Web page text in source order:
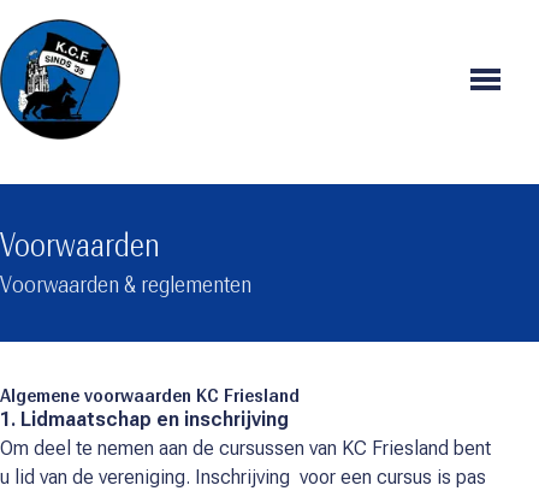
Menu
Voorwaarden
Voorwaarden & reglementen
Algemene voorwaarden KC Friesland
1. Lidmaatschap en inschrijving
Om deel te nemen aan de cursussen van KC Friesland bent
u lid van de vereniging. Inschrijving voor een cursus is pas